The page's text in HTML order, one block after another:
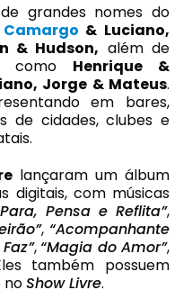
grandes nomes do
Camargo & Luciano,
& Hudson, além de
como Henrique &
Jorge & Mateus.
em bares,
de cidades, clubes e
lançaram um álbum
digitais, com músicas
Pensa e Reflita”,
, “Acompanhante
,“Magia do Amor”,
também possuem
noShow Livre.